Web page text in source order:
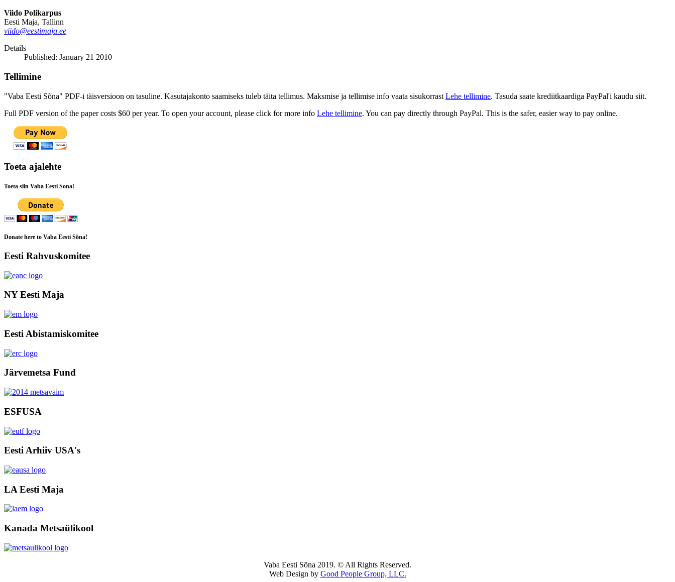
Viido Polikarpus
Eesti Maja, Tallinn
viido@eestimaja.ee
Details
Published: January 21 2010
Tellimine
"Vaba Eesti Sõna" PDF-i täisversioon on tasuline. Kasutajakonto saamiseks tuleb täita tellimus. Maksmise ja tellimise info vaata sisukorrast Lehe tellimine. Tasuda saate krediitkaardiga PayPal'i kaudu siit.
Full PDF version of the paper costs $60 per year. To open your account, please click for more info Lehe tellimine. You can pay directly through PayPal. This is the safer, easier way to pay online.
Toeta ajalehte
Toeta siin Vaba Eesti Sona!
Donate here to Vaba Eesti Sõna!
Eesti Rahvuskomitee
NY Eesti Maja
Eesti Abistamiskomitee
Järvemetsa Fund
ESFUSA
Eesti Arhiiv USA's
LA Eesti Maja
Kanada Metsaülikool
Vaba Eesti Sõna 2019. © All Rights Reserved.
Web Design by Good People Group, LLC.